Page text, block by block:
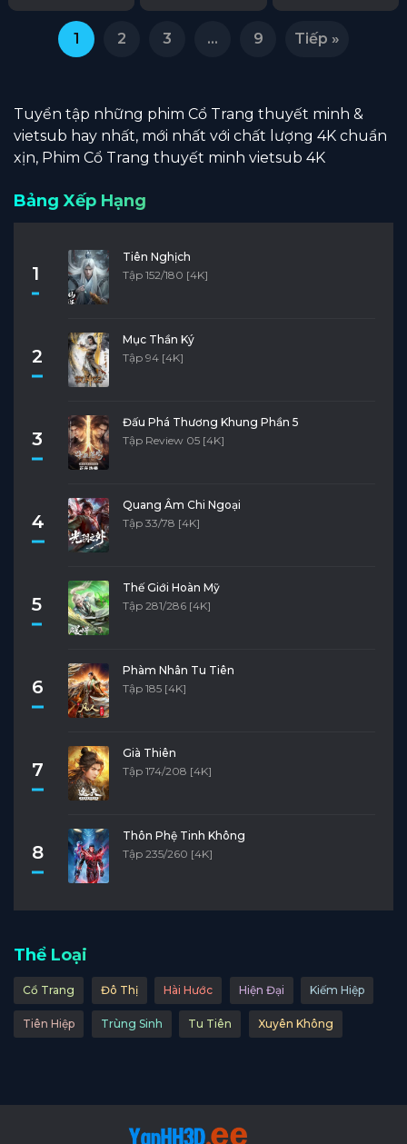
1 2 3 … 9 Tiếp »
Tuyển tập những phim Cổ Trang thuyết minh &
vietsub hay nhất, mới nhất với chất lượng 4K chuẩn
xịn, Phim Cổ Trang thuyết minh vietsub 4K
Bảng Xếp Hạng
1
Tiên Nghịch
Tập 152/180 [4K]
2
Mục Thần Ký
Tập 94 [4K]
3
Đấu Phá Thương Khung Phần 5
Tập Review 05 [4K]
4
Quang Âm Chi Ngoại
Tập 33/78 [4K]
5
Thế Giới Hoàn Mỹ
Tập 281/286 [4K]
6
Phàm Nhân Tu Tiên
Tập 185 [4K]
7
Già Thiên
Tập 174/208 [4K]
8
Thôn Phệ Tinh Không
Tập 235/260 [4K]
Thể Loại
Cổ Trang Đô Thị Hài Hước Hiện Đại Kiếm Hiệp
Tiên Hiệp Trùng Sinh Tu Tiên Xuyên Không